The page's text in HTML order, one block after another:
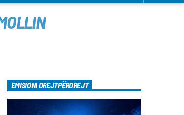
EMISIONI DREJTPËRDREJT